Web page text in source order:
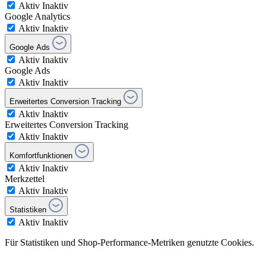
Aktiv Inaktiv
Google Analytics
Aktiv Inaktiv
Google Ads
Aktiv Inaktiv
Google Ads
Aktiv Inaktiv
Erweitertes Conversion Tracking
Aktiv Inaktiv
Erweitertes Conversion Tracking
Aktiv Inaktiv
Komfortfunktionen
Aktiv Inaktiv
Merkzettel
Aktiv Inaktiv
Statistiken
Aktiv Inaktiv
Für Statistiken und Shop-Performance-Metriken genutzte Cookies.